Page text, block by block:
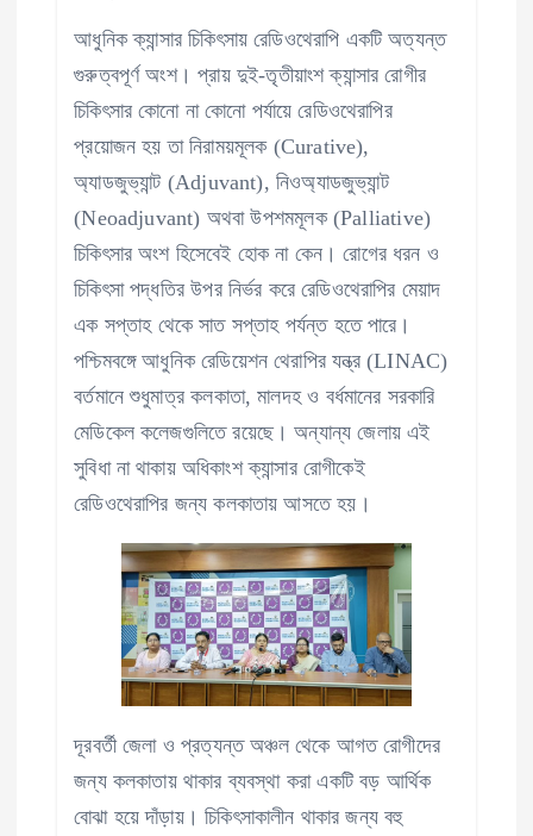
আধুনিক ক্যান্সার চিকিৎসায় রেডিওথেরাপি একটি অত্যন্ত
গুরুত্বপূর্ণ অংশ। প্রায় দুই-তৃতীয়াংশ ক্যান্সার রোগীর
চিকিৎসার কোনো না কোনো পর্যায়ে রেডিওথেরাপির
প্রয়োজন হয় তা নিরাময়মূলক (Curative),
অ্যাডজুভ্যান্ট (Adjuvant), নিওঅ্যাডজুভ্যান্ট
(Neoadjuvant) অথবা উপশমমূলক (Palliative)
চিকিৎসার অংশ হিসেবেই হোক না কেন। রোগের ধরন ও
চিকিৎসা পদ্ধতির উপর নির্ভর করে রেডিওথেরাপির মেয়াদ
এক সপ্তাহ থেকে সাত সপ্তাহ পর্যন্ত হতে পারে।
পশ্চিমবঙ্গে আধুনিক রেডিয়েশন থেরাপির যন্ত্র (LINAC)
বর্তমানে শুধুমাত্র কলকাতা, মালদহ ও বর্ধমানের সরকারি
মেডিকেল কলেজগুলিতে রয়েছে। অন্যান্য জেলায় এই
সুবিধা না থাকায় অধিকাংশ ক্যান্সার রোগীকেই
রেডিওথেরাপির জন্য কলকাতায় আসতে হয়।
দূরবর্তী জেলা ও প্রত্যন্ত অঞ্চল থেকে আগত রোগীদের
জন্য কলকাতায় থাকার ব্যবস্থা করা একটি বড় আর্থিক
বোঝা হয়ে দাঁড়ায়। চিকিৎসাকালীন থাকার জন্য বহু